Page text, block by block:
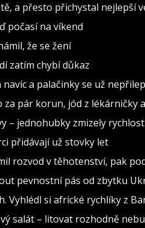
a přesto přichystal nejlepší
počasí na víkend
že se žení
zatím chybí důkaz
a palačinky se už
pár korun, jód z lékárničky
– jednohubky zmizely
přidávají už stovky let
rozvod v těhotenství, pak
pevnostní pás od zbytku
Vyhlédl si africké rychlíky z
salát – litovat rozhodně